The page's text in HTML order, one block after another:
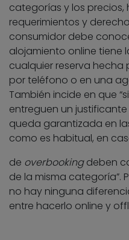
categorías y los precios,
requerimientos y
consumidor debe
alojamiento online tiene
cualquier reserva hecha
por teléfono o en una
También incide en que
entreguen un
queda garantizada en
como es habitual, en
de overbookingdeben
de la misma categoría”.
no hay ninguna
entre hacerlo online y